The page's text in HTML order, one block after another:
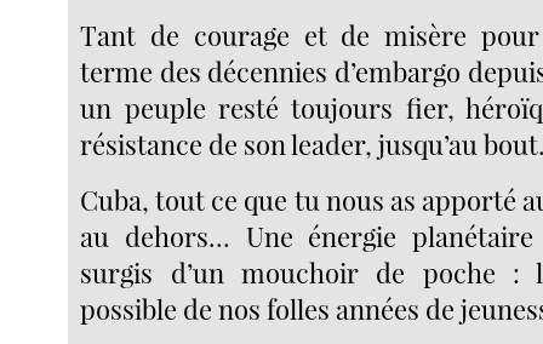
Tant de courage et de misère
terme des décennies d’embargo
un peuple resté toujours fier,
résistance de son leader, jusqu’au
Cuba, tout ce que tu nous as apporté
au dehors... Une énergie
surgis d’un mouchoir de poche :
possible de nos folles années de